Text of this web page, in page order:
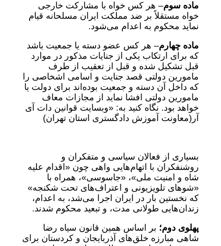
ماده سوم– هر کس خواه با مشارکت خارجی
خواه مستقلاً بر ضد مملکت ایران مسلحانه قیام
نماید محکوم به اعدام می‌شود.
ماده چهارم– هر کس عضو دسته یا جمعیت باشد
که برای ارتکاب یکی از جنایات مذکور در موارد
قبل تشکیل شده و قبل از تعقیب از طرف
مامورین دولتی قصد جنایت و اسامی اشخاصی را
که داخل آن دسته و جمعیت بوده‌اند برای دولت یا
مامورین دولتی افشا نماید از مجازات معاف
خواهد بود. نگاه کنید به: «وب‎سایت قوانین دات آی
آر‌(معاونت آموزش دادگستری استان تهران)
بسیاری از فعالان سیاسی و متفکران و
روشنفکران با اتهام‌هایی واهی چون «اقدام علیه
شاه و امنیت ملی»، «جاسوسی»، همراه با
«شوهای تلویزیونی و اعتراف‌های تحت شکنجه»
که نخستین بار در ایران اجرا می‌شد، به اعدام،
زندان‌هایی طولانی مدت، و تبعید محکوم شدند.
پهلوی دوم؛ بر اساس همین قانون سیاه رضا
شاهی مبارزه خلق‌های آذربایجان و کردستان برای